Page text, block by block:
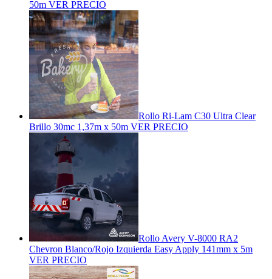
50m VER PRECIO
Rollo Ri-Lam C30 Ultra Clear
Brillo 30mc 1,37m x 50m VER PRECIO
Rollo Avery V-8000 RA2
Chevron Blanco/Rojo Izquierda Easy Apply 141mm x 5m
VER PRECIO